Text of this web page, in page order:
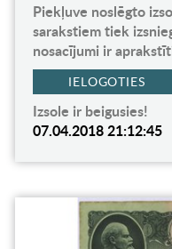
Piekļuve noslēgto
sarakstiem tiek
nosacījumi ir
IELOGOTIES
Izsole ir beigusies!
07.04.2018 21:12:45